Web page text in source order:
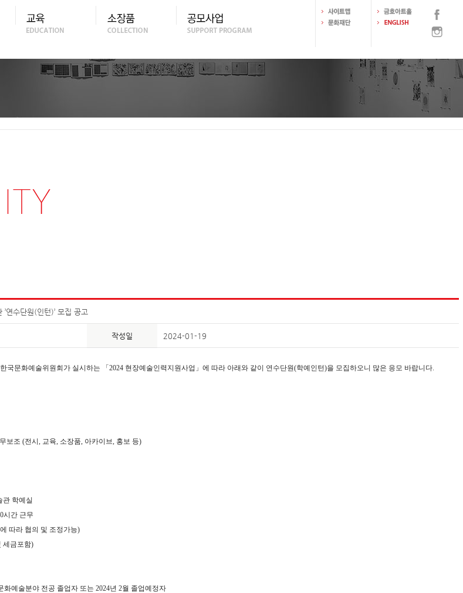
연수단원(인턴)’ 모집 공고
작성일 2024-01-19
국문화예술위원회가 실시하는 「 2024 현장예술인력지원사업 」 에 따라 아래와 같이 연수단원(학예인턴)을 모집하오니 많은 응모 바랍니다.
보조 (전시 , 교육, 소장품, 아카이브, 홍보 등)
관 학예실
시간 근무
따라 협의 및 조정가능)
세금포함)
화예술분야 전공 졸업자 또는 2024년 2월 졸업예정자